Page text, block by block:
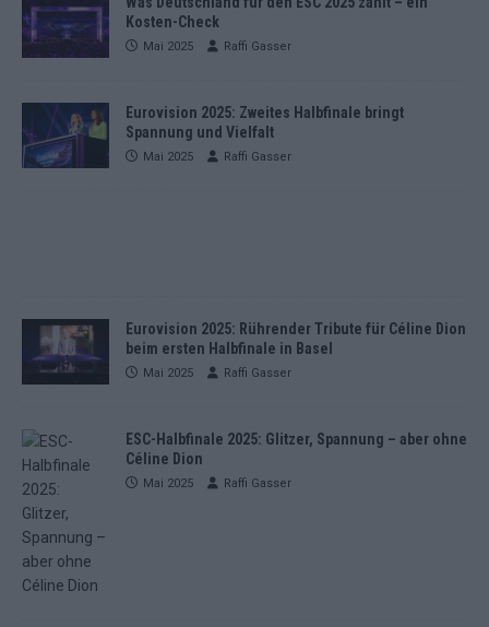
Kosten-Check
Mai 2025 Raffi Gasser
Eurovision 2025: Zweites Halbfinale bringt
Spannung und Vielfalt
Mai 2025 Raffi Gasser
Eurovision 2025: Rührender Tribute für Céline Dion
beim ersten Halbfinale in Basel
Mai 2025 Raffi Gasser
ESC-Halbfinale 2025: Glitzer, Spannung – aber ohne
Céline Dion
Mai 2025 Raffi Gasser